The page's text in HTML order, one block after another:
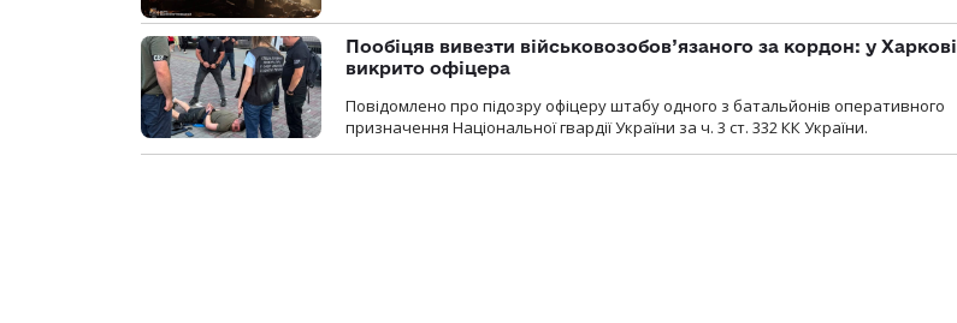
Пообіцяв вивезти військовозобов’язаного за кордон: у Харкові
викрито офіцера
Повідомлено про підозру офіцеру штабу одного з батальйонів оперативного
призначення Національної гвардії України за ч. 3 ст. 332 КК України.